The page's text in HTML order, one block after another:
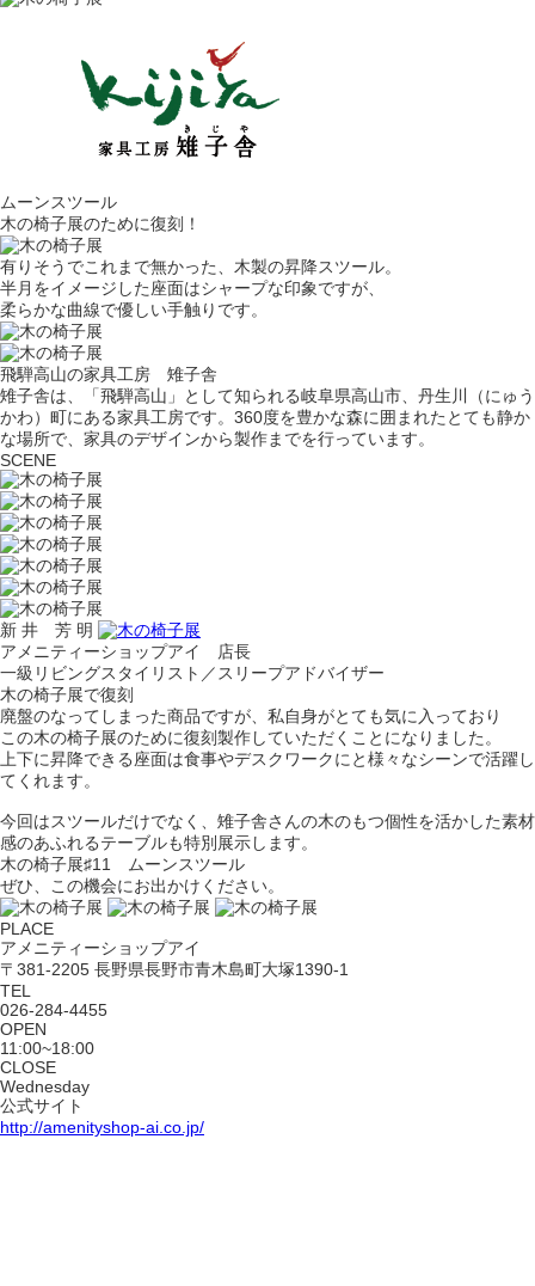
ムーンスツール
木の椅子展のために復刻！
有りそうでこれまで無かった、木製の昇降スツール。
半月をイメージした座面はシャープな印象ですが、
柔らかな曲線で優しい手触りです。
飛騨高山の家具工房 雉子舎
雉子舎は、「飛騨高山」として知られる岐阜県高山市、丹生川（にゅう
かわ）町にある家具工房です。360度を豊かな森に囲まれたとても静か
な場所で、家具のデザインから製作までを行っています。
SCENE
新 井 芳 明
アメニティーショップアイ 店長
一級リビングスタイリスト／スリープアドバイザー
木の椅子展で復刻
廃盤のなってしまった商品ですが、私自身がとても気に入っており
この木の椅子展のために復刻製作していただくことになりました。
上下に昇降できる座面は食事やデスクワークにと様々なシーンで活躍し
てくれます。
今回はスツールだけでなく、雉子舎さんの木のもつ個性を活かした素材
感のあふれるテーブルも特別展示します。
木の椅子展♯11 ムーンスツール
ぜひ、この機会にお出かけください。
PLACE
アメニティーショップアイ
〒381-2205 長野県長野市青木島町大塚1390-1
TEL
026-284-4455
OPEN
11:00~18:00
CLOSE
Wednesday
公式サイト
http://amenityshop-ai.co.jp/